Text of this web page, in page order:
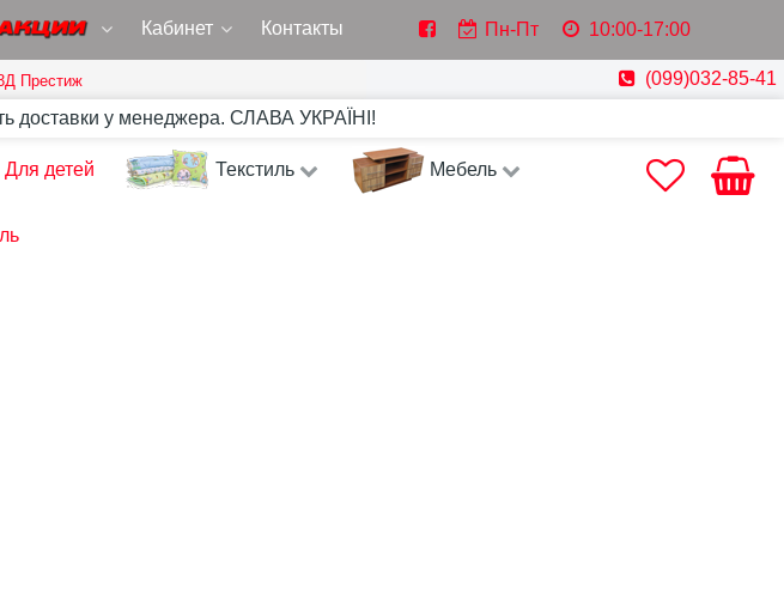
Кабинет Контакты Пн-Пт 10:00-17:00
Престиж
(099)032-85-41
доставки у менеджера. СЛАВА УКРАЇНІ!
Для детей Текстиль Мебель